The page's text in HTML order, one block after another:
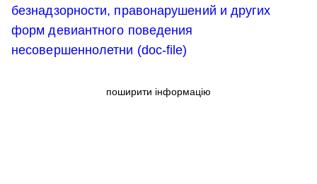
безнадзорности, правонарушений и других
форм девиантного поведения
несовершеннолетни (doc-file)
поширити інформацію